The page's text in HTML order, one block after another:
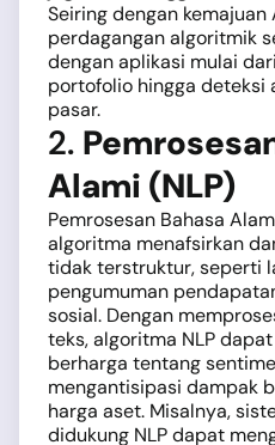
Seiring dengan
perdagangan algoritmik
dengan aplikasi mulai
portofolio hingga deteksi
pasar.
2.
Alami (NLP)
Pemrosesan Bahasa
algoritma menafsirkan
tidak terstruktur, seperti
pengumuman
sosial. Dengan
teks, algoritma NLP
berharga tentang
mengantisipasi dampak
harga aset. Misalnya,
didukung NLP dapat